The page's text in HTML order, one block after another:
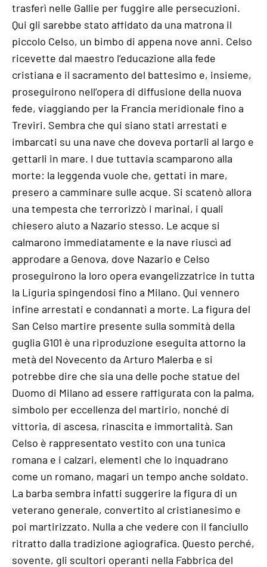
trasferì nelle Gallie per fuggire alle persecuzioni.
Qui gli sarebbe stato affidato da una matrona il
piccolo Celso, un bimbo di appena nove anni. Celso
ricevette dal maestro l’educazione alla fede
cristiana e il sacramento del battesimo e, insieme,
proseguirono nell’opera di diffusione della nuova
fede, viaggiando per la Francia meridionale fino a
Treviri. Sembra che qui siano stati arrestati e
imbarcati su una nave che doveva portarli al largo e
gettarli in mare. I due tuttavia scamparono alla
morte: la leggenda vuole che, gettati in mare,
presero a camminare sulle acque. Si scatenò allora
una tempesta che terrorizzò i marinai, i quali
chiesero aiuto a Nazario stesso. Le acque si
calmarono immediatamente e la nave riuscì ad
approdare a Genova, dove Nazario e Celso
proseguirono la loro opera evangelizzatrice in tutta
la Liguria spingendosi fino a Milano. Qui vennero
infine arrestati e condannati a morte. La figura del
San Celso martire presente sulla sommità della
guglia G101 è una riproduzione eseguita attorno la
metà del Novecento da Arturo Malerba e si
potrebbe dire che sia una delle poche statue del
Duomo di Milano ad essere raffigurata con la palma,
simbolo per eccellenza del martirio, nonché di
vittoria, di ascesa, rinascita e immortalità. San
Celso è rappresentato vestito con una tunica
romana e i calzari, elementi che lo inquadrano
come un romano, magari un tempo anche soldato.
La barba sembra infatti suggerire la figura di un
veterano generale, convertito al cristianesimo e
poi martirizzato. Nulla a che vedere con il fanciullo
ritratto dalla tradizione agiografica. Questo perché,
sovente, gli scultori operanti nella Fabbrica del